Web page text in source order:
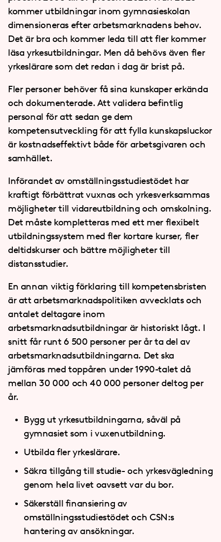
kommer utbildningar inom gymnasieskolan
dimensioneras efter arbetsmarknadens behov.
Det är bra och kommer leda till att fler kommer
läsa yrkesutbildningar. Men då behövs även fler
yrkeslärare som det redan i dag är brist på.
Fler personer behöver få sina kunskaper erkända
och dokumenterade. Att validera befintlig
personal för att sedan ge dem
kompetensutveckling för att fylla kunskapsluckor
är kostnadseffektivt både för arbetsgivaren och
samhället.
Införandet av omställningsstudiestödet har
kraftigt förbättrat vuxnas och yrkesverksammas
möjligheter till vidareutbildning och omskolning.
Det måste kompletteras med ett mer flexibelt
utbildningssystem med fler kortare kurser, fler
deltidskurser och bättre möjligheter till
distansstudier.
En annan viktig förklaring till kompetensbristen
är att arbetsmarknadspolitiken avvecklats och
antalet deltagare inom
arbetsmarknadsutbildningar är historiskt lågt. I
snitt får runt 6 500 personer per år ta del av
arbetsmarknadsutbildningarna. Det ska
jämföras med toppåren under 1990-talet då
mellan 30 000 och 40 000 personer deltog per
år.
Bygg ut yrkesutbildningarna, såväl på
gymnasiet som i vuxenutbildning.
Utbilda fler yrkeslärare.
Säkra tillgång till studie- och yrkesvägledning
genom hela livet oavsett var du bor.
Säkerställ finansiering av
omställningsstudiestödet och CSN:s
hantering av ansökningar.